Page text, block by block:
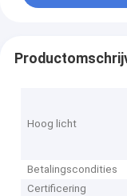
Hoog licht
Betalingscondities
Certificering